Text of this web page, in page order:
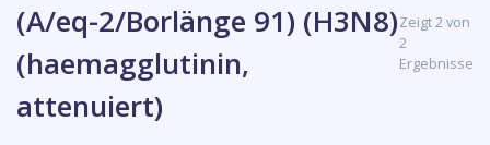
(A/eq-2/Borlänge 91) (H3N8)
(haemagglutinin,
attenuiert)
Zeigt 2 von
2
Ergebnisse